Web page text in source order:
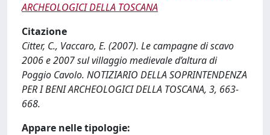
ARCHEOLOGICI DELLA TOSCANA
Citazione
Citter, C., Vaccaro, E. (2007). Le campagne di scavo
2006 e 2007 sul villaggio medievale d’altura di
Poggio Cavolo. NOTIZIARIO DELLA SOPRINTENDENZA
PER I BENI ARCHEOLOGICI DELLA TOSCANA, 3, 663-
668.
Appare nelle tipologie: